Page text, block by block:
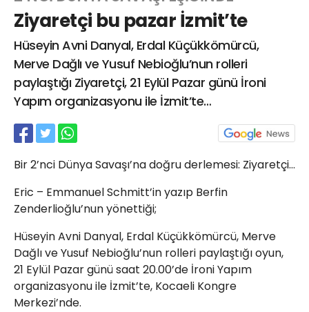
Ziyaretçi bu pazar İzmit’te
Hüseyin Avni Danyal, Erdal Küçükkömürcü,
Merve Dağlı ve Yusuf Nebioğlu’nun rolleri
paylaştığı Ziyaretçi, 21 Eylül Pazar günü İroni
Yapım organizasyonu ile İzmit’te…
Bir 2’nci Dünya Savaşı’na doğru derlemesi: Ziyaretçi…
Eric – Emmanuel Schmitt’in yazıp Berfin
Zenderlioğlu’nun yönettiği;
Hüseyin Avni Danyal, Erdal Küçükkömürcü, Merve
Dağlı ve Yusuf Nebioğlu’nun rolleri paylaştığı oyun,
21 Eylül Pazar günü saat 20.00’de İroni Yapım
organizasyonu ile İzmit’te, Kocaeli Kongre
Merkezi’nde.
Web TV Yazarlar
Hacı Halil Mahallesi, İsmetpaşa
Caddesi, Beşiroğlu Altın Han Kat: 1
aktanuslu@gmail.com